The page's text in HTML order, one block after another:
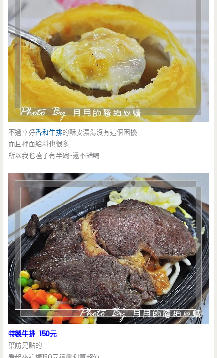
不過幸好香和牛排的酥皮濃湯沒有這個困擾
而且裡面給料也很多
所以我也嗑了有半碗~還不錯喝
特製牛排 150元
葉訪兄點的